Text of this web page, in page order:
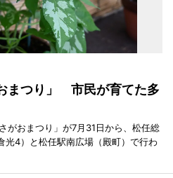
まつり」 市民が育てた多
がおまつり」が7月31日から、松任総
光4）と松任駅南広場（殿町）で行わ